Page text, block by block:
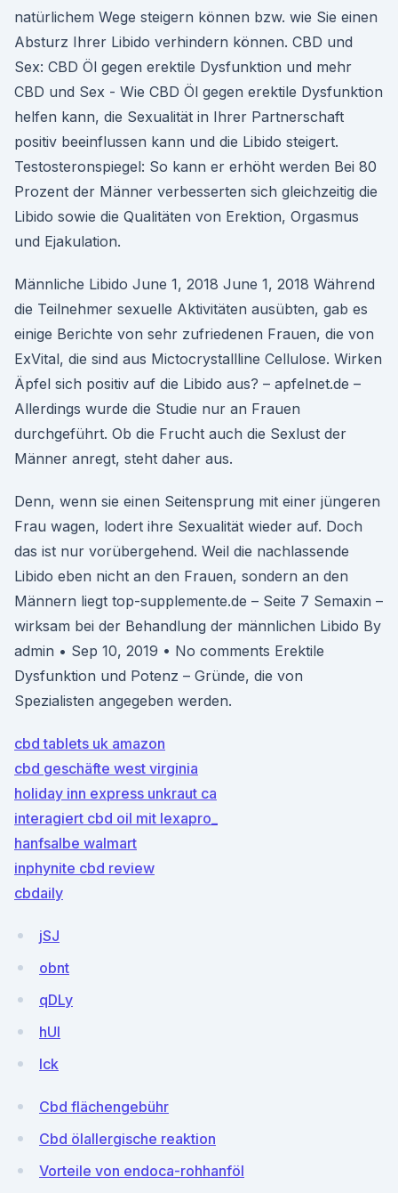
natürlichem Wege steigern können bzw. wie Sie einen
Absturz Ihrer Libido verhindern können. CBD und
Sex: CBD Öl gegen erektile Dysfunktion und mehr
CBD und Sex - Wie CBD Öl gegen erektile Dysfunktion
helfen kann, die Sexualität in Ihrer Partnerschaft
positiv beeinflussen kann und die Libido steigert.
Testosteronspiegel: So kann er erhöht werden Bei 80
Prozent der Männer verbesserten sich gleichzeitig die
Libido sowie die Qualitäten von Erektion, Orgasmus
und Ejakulation.
Männliche Libido June 1, 2018 June 1, 2018 Während
die Teilnehmer sexuelle Aktivitäten ausübten, gab es
einige Berichte von sehr zufriedenen Frauen, die von
ExVital, die sind aus Mictocrystallline Cellulose. Wirken
Äpfel sich positiv auf die Libido aus? – apfelnet.de –
Allerdings wurde die Studie nur an Frauen
durchgeführt. Ob die Frucht auch die Sexlust der
Männer anregt, steht daher aus.
Denn, wenn sie einen Seitensprung mit einer jüngeren
Frau wagen, lodert ihre Sexualität wieder auf. Doch
das ist nur vorübergehend. Weil die nachlassende
Libido eben nicht an den Frauen, sondern an den
Männern liegt top-supplemente.de – Seite 7 Semaxin –
wirksam bei der Behandlung der männlichen Libido By
admin • Sep 10, 2019 • No comments Erektile
Dysfunktion und Potenz – Gründe, die von
Spezialisten angegeben werden.
cbd tablets uk amazon
cbd geschäfte west virginia
holiday inn express unkraut ca
interagiert cbd oil mit lexapro_
hanfsalbe walmart
inphynite cbd review
cbdaily
jSJ
obnt
qDLy
hUI
lck
Cbd flächengebühr
Cbd ölallergische reaktion
Vorteile von endoca-rohhanföl